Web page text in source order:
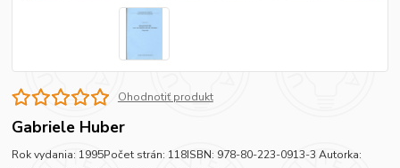
Ohodnotiť produkt
Gabriele Huber
Rok vydania: 1995Počet strán: 118ISBN: 978-80-223-0913-3 Autorka: